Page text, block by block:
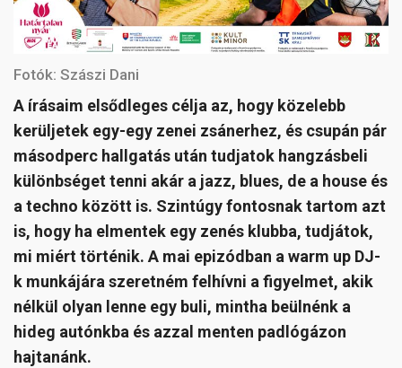
Fotók: Szászi Dani
A írásaim elsődleges célja az, hogy közelebb
kerüljetek egy-egy zenei zsánerhez, és csupán pár
másodperc hallgatás után tudjatok hangzásbeli
különbséget tenni akár a jazz, blues, de a house és
a techno között is. Szintúgy fontosnak tartom azt
is, hogy ha elmentek egy zenés klubba, tudjátok,
mi miért történik. A mai epizódban a warm up DJ-
k munkájára szeretném felhívni a figyelmet, akik
nélkül olyan lenne egy buli, mintha beülnénk a
hideg autónkba és azzal menten padlógázon
hajtanánk.